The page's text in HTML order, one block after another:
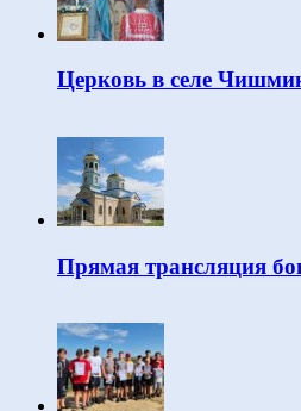
Церковь в селе
Прямая трансляция